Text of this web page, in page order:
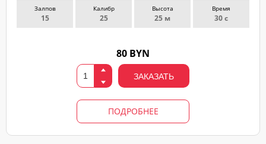
Залпов
15
Калибр
25
Высота
25 м
Время
30 с
80 BYN
ЗАКАЗАТЬ
ПОДРОБНЕЕ